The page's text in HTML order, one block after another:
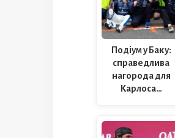
Подіум у Баку:
справедлива
нагорода для
Карлоса…